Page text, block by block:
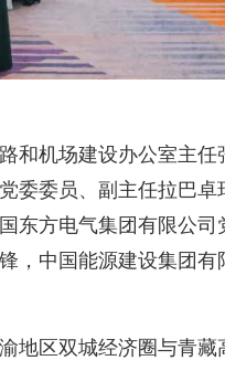
和机场建设办公室主
委委员、副主任拉巴
东方电气集团有限公
，中国能源建设集团
地区双城经济圈与青